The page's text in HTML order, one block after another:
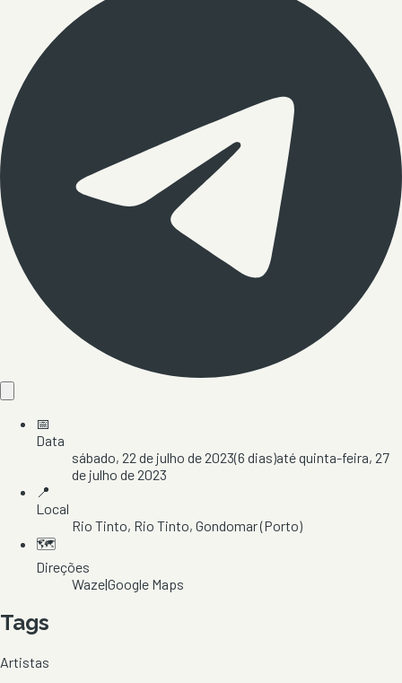
📅
Data
sábado, 22 de julho de 2023(6 dias)atéquinta-feira, 27
de julho de 2023
📍
Local
Rio Tinto, Rio Tinto, Gondomar(Porto)
🗺️
Direções
Waze|Google Maps
Tags
Artistas